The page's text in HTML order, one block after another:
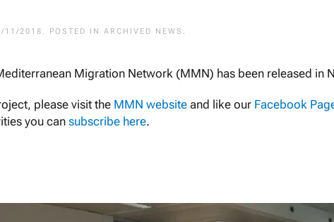
11/2018 . POSTED IN ARCHIVED NEWS .
Migration Network (MMN) has been released in
please visit the MMN website and like our Facebook
you cansubscribe here.